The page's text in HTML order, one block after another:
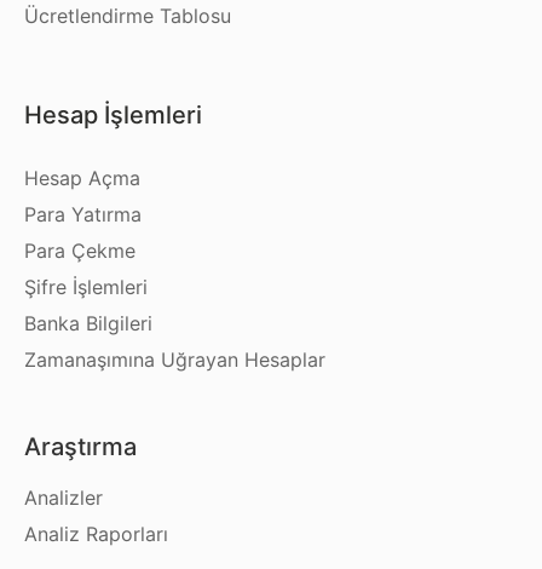
Ücretlendirme Tablosu
Hesap İşlemleri
Hesap Açma
Para Yatırma
Para Çekme
Şifre İşlemleri
Banka Bilgileri
Zamanaşımına Uğrayan Hesaplar
Araştırma
Analizler
Analiz Raporları